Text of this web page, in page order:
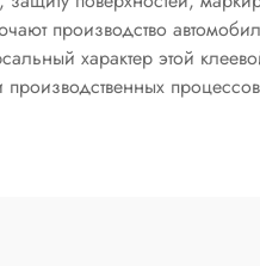
производство
характер этой
производственных